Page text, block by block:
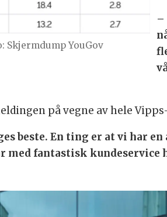
Skjermdump YouGov
–
på vegne av hele
beste. En ting er at vi har en
med fantastisk